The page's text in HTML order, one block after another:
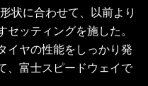
状に合わせて、以前より
ッティングを施した。
イヤの性能をしっかり発
、富士スピードウェイで